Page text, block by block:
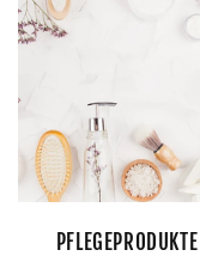
PFLEGEPRODUKTE